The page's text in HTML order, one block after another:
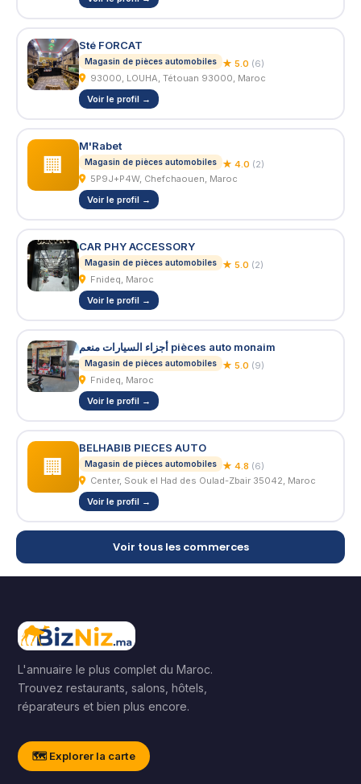
Sté FORCAT
Magasin de pièces automobiles ★ 5.0 (6)
93000, LOUHA, Tétouan 93000, Maroc
Voir le profil →
🏢
M'Rabet
Magasin de pièces automobiles ★ 4.0 (2)
5P9J+P4W, Chefchaouen, Maroc
Voir le profil →
CAR PHY ACCESSORY
Magasin de pièces automobiles ★ 5.0 (2)
Fnideq, Maroc
Voir le profil →
أجزاء السيارات منعم pièces auto monaim
Magasin de pièces automobiles ★ 5.0 (9)
Fnideq, Maroc
Voir le profil →
🏢
BELHABIB PIECES AUTO
Magasin de pièces automobiles ★ 4.8 (6)
Center, Souk el Had des Oulad-Zbair 35042, Maroc
Voir le profil →
Voir tous les commerces
L'annuaire le plus complet du Maroc.
Trouvez restaurants, salons, hôtels,
réparateurs et bien plus encore.
🗺️ Explorer la carte